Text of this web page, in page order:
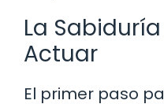
La
Actuar
El primer paso